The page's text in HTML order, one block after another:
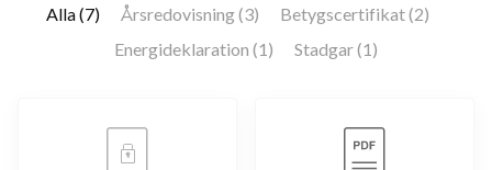
Alla (7)
Årsredovisning (3)
Betygscertifikat (2)
Energideklaration (1)
Stadgar (1)